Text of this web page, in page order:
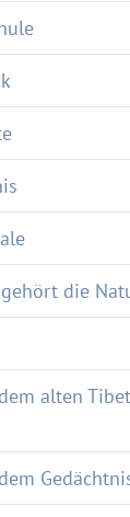
die
alten